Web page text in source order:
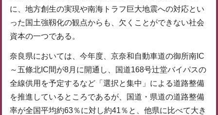
に、地方創生の実現や南海トラフ巨大地震への対応とい
った国土強靱化の観点からも、欠くことができない社会
資本の一つである。
奈良県においては、今年度、京奈和自動車道の御所南IC
～五條北IC間が8月に開通し、国道168号辻堂バイパスの
全線供用を予定するなど「選択と集中」による道路整備
を推進しているところであるが、国道・県道の道路整備
率が全国平均約63％に対し約41％と、他県に比べて大き